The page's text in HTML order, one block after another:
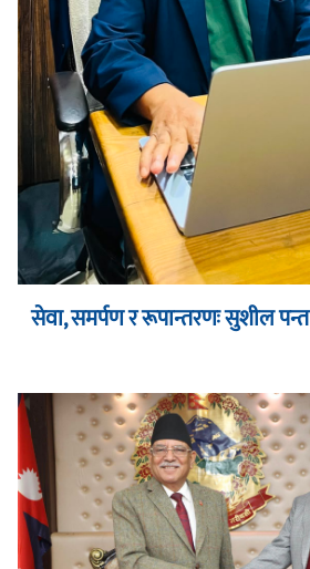
सेवा, समर्पण र रूपान्तरणः सुशील पन्त